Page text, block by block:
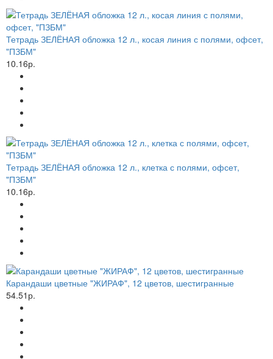
Тетрадь ЗЕЛЁНАЯ обложка 12 л., косая линия с полями, офсет,
"ПЗБМ"
10.16р.
Тетрадь ЗЕЛЁНАЯ обложка 12 л., клетка с полями, офсет,
"ПЗБМ"
10.16р.
Карандаши цветные "ЖИРАФ", 12 цветов, шестигранные
54.51р.